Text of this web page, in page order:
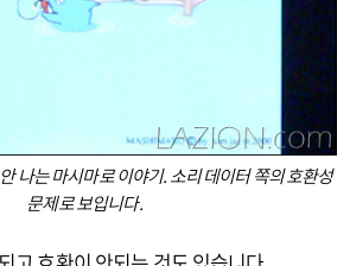
나는 마시마로 이야기. 소리 데이터 쪽의 호환성
문제로 보입니다.